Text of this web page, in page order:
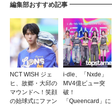
編集部おすすめ記事
NCT WISH ジェ
ヒ、故郷・大邱の
マウンドへ！笑顔
の始球式にファン
i-dle、「Nxde」
MV4億ビュー突
破！
「Queencard」に